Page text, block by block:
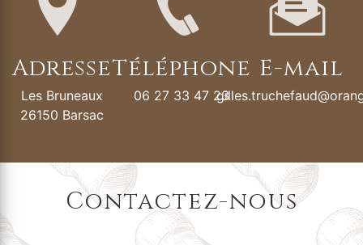
Adresse
Les Bruneaux
26150 Barsac
Téléphone
06 27 33 47 23
E-mail
Contactez-nous